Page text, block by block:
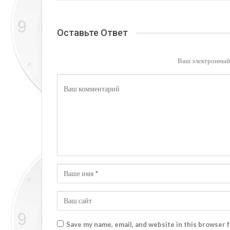
Оставьте Ответ
Ваш электронный
Save my name, email, and website in this